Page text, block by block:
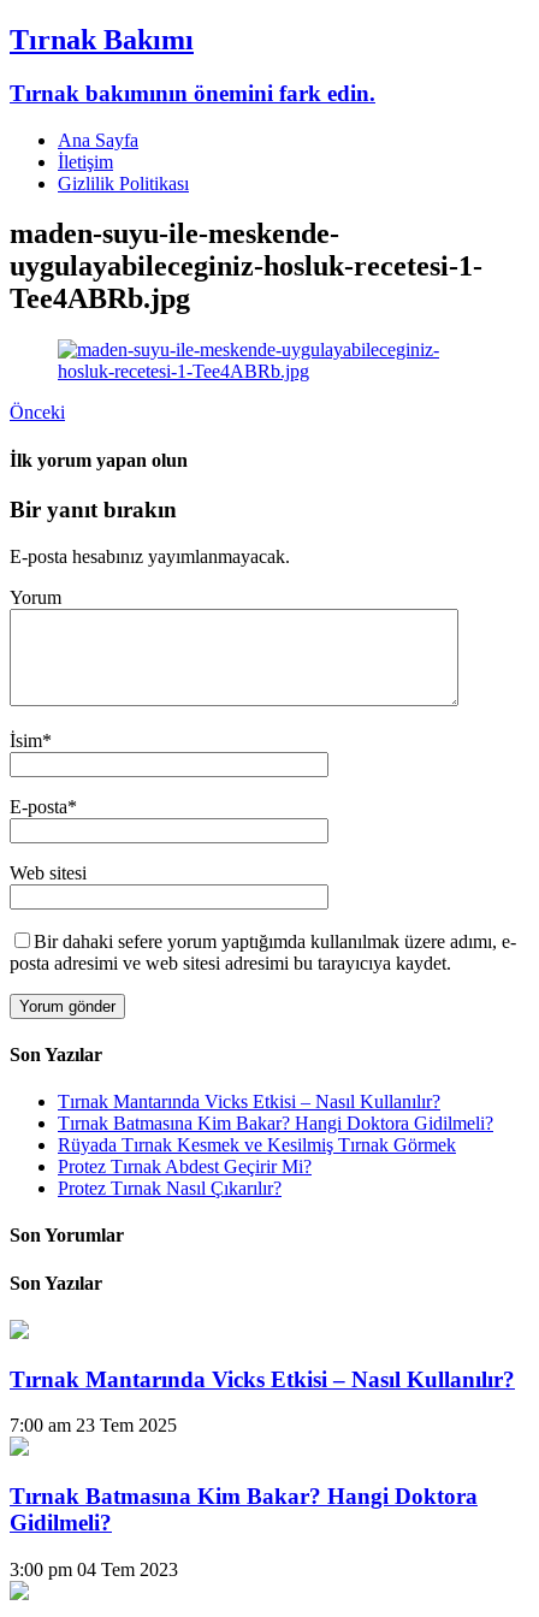
Tırnak Bakımı
Tırnak bakımının önemini fark edin.
Ana Sayfa
İletişim
Gizlilik Politikası
maden-suyu-ile-meskende-
uygulayabileceginiz-hosluk-recetesi-1-
Tee4ABRb.jpg
Önceki
İlk yorum yapan olun
Bir yanıt bırakın
E-posta hesabınız yayımlanmayacak.
Yorum
İsim*
E-posta*
Web sitesi
Bir dahaki sefere yorum yaptığımda kullanılmak üzere adımı, e-
posta adresimi ve web sitesi adresimi bu tarayıcıya kaydet.
Son Yazılar
Tırnak Mantarında Vicks Etkisi – Nasıl Kullanılır?
Tırnak Batmasına Kim Bakar? Hangi Doktora Gidilmeli?
Rüyada Tırnak Kesmek ve Kesilmiş Tırnak Görmek
Protez Tırnak Abdest Geçirir Mi?
Protez Tırnak Nasıl Çıkarılır?
Son Yorumlar
Son Yazılar
Tırnak Mantarında Vicks Etkisi – Nasıl Kullanılır?
7:00 am 23 Tem 2025
Tırnak Batmasına Kim Bakar? Hangi Doktora
Gidilmeli?
3:00 pm 04 Tem 2023